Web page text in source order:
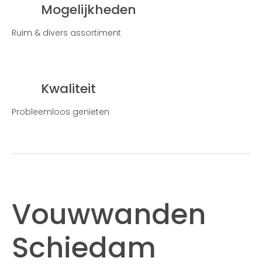
Mogelijkheden
Ruim & divers assortiment
Kwaliteit
Probleemloos genieten
Vouwwanden
Schiedam